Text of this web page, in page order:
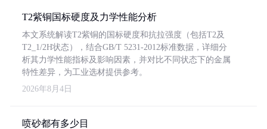
T2紫铜国标硬度及力学性能分析
本文系统解读T2紫铜的国标硬度和抗拉强度（包括T2及
T2_1/2H状态），结合GB/T 5231-2012标准数据，详细分
析其力学性能指标及影响因素，并对比不同状态下的金属
特性差异，为工业选材提供参考。
2026年8月4日
喷砂都有多少目